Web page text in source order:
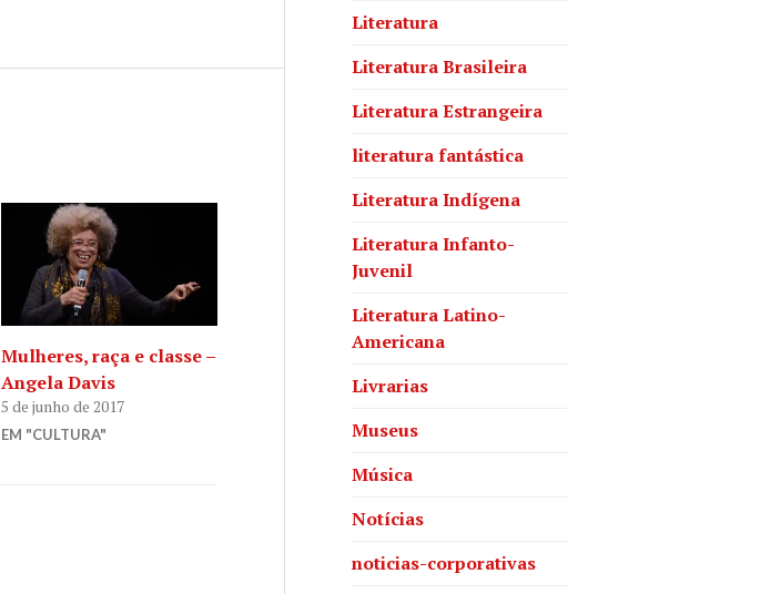
Mulheres, raça e classe –
Angela Davis
5 de junho de 2017
EM "CULTURA"
Literatura
Literatura Brasileira
Literatura Estrangeira
literatura fantástica
Literatura Indígena
Literatura Infanto-
Juvenil
Literatura Latino-
Americana
Livrarias
Museus
Música
Notícias
noticias-corporativas